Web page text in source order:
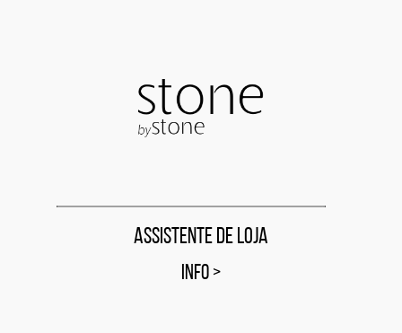
Assistente de Loja
INFO >